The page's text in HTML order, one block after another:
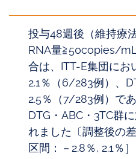
投与48週後（維持療
RNA量≧50copies/
合は、ITT-E集団にお
2.1％（6/283例）、
2.5％（7/283例）で
DTG・ABC・3TC群
れました〔調整後の差
区間：－2.8％, 2.1％